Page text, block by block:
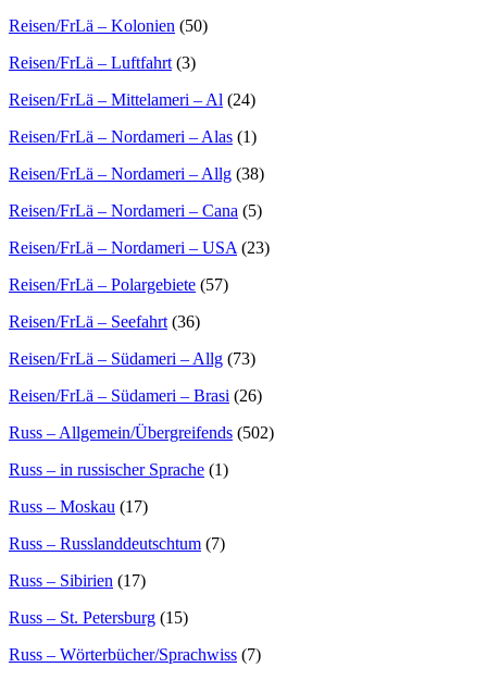
Reisen/FrLä – Kolonien (50)
Reisen/FrLä – Luftfahrt (3)
Reisen/FrLä – Mittelameri – Al (24)
Reisen/FrLä – Nordameri – Alas (1)
Reisen/FrLä – Nordameri – Allg (38)
Reisen/FrLä – Nordameri – Cana (5)
Reisen/FrLä – Nordameri – USA (23)
Reisen/FrLä – Polargebiete (57)
Reisen/FrLä – Seefahrt (36)
Reisen/FrLä – Südameri – Allg (73)
Reisen/FrLä – Südameri – Brasi (26)
Russ – Allgemein/Übergreifends (502)
Russ – in russischer Sprache (1)
Russ – Moskau (17)
Russ – Russlanddeutschtum (7)
Russ – Sibirien (17)
Russ – St. Petersburg (15)
Russ – Wörterbücher/Sprachwiss (7)